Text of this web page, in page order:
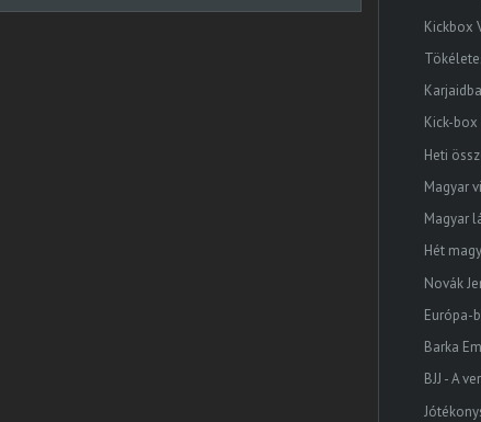
Kickbox
Kick-box
Heti
Magyar
Magyar
Hét
Novák
Európa-
Barka
BJJ - A